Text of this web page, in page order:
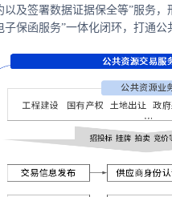
及签署数据证据保全等”服务
保函服务”一体化闭环，打通公